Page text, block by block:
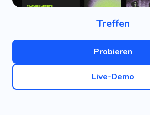
Treffen
Probieren
Live-Demo